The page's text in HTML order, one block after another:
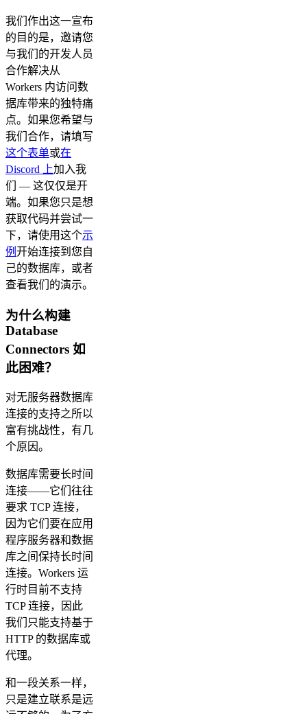
我们作出这一宣布
的目的是，邀请您
与我们的开发人员
合作解决从
Workers 内访问数
据库带来的独特痛
点。如果您希望与
我们合作，请填写
这个表单或在
Discord 上加入我
们 — 这仅仅是开
端。如果您只是想
获取代码并尝试一
下，请使用这个示
例 开始连接到您自
己的数据库，或者
查看我们的演示。
为什么构建
Database
Connectors 如
此困难？
对无服务器数据库
连接的支持之所以
富有挑战性，有几
个原因。
数据库需要长时间
连接——它们往往
要求 TCP 连接，
因为它们要在应用
程序服务器和数据
库之间保持长时间
连接。Workers 运
行时目前不支持
TCP 连接，因此
我们只能支持基于
HTTP 的数据库或
代理。
和一段关系一样，
只是建立联系是远